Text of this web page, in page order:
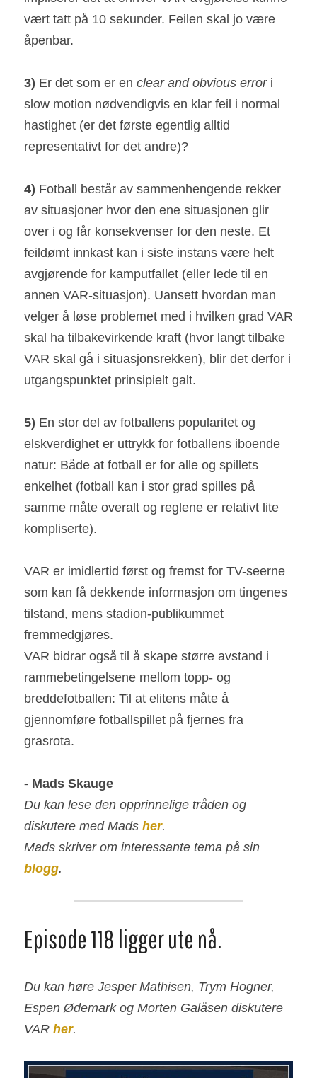
vært tatt på 10 sekunder. Feilen skal jo være
åpenbar.
3) Er det som er en clear and obvious error i
slow motion nødvendigvis en klar feil i normal
hastighet (er det første egentlig alltid
representativt for det andre)?
4) Fotball består av sammenhengende rekker
av situasjoner hvor den ene situasjonen glir
over i og får konsekvenser for den neste. Et
feildømt innkast kan i siste instans være helt
avgjørende for kamputfallet (eller lede til en
annen VAR-situasjon). Uansett hvordan man
velger å løse problemet med i hvilken grad VAR
skal ha tilbakevirkende kraft (hvor langt tilbake
VAR skal gå i situasjonsrekken), blir det derfor i
utgangspunktet prinsipielt galt.
5) En stor del av fotballens popularitet og
elskverdighet er uttrykk for fotballens iboende
natur: Både at fotball er for alle og spillets
enkelhet (fotball kan i stor grad spilles på
samme måte overalt og reglene er relativt lite
kompliserte).
VAR er imidlertid først og fremst for TV-seerne
som kan få dekkende informasjon om tingenes
tilstand, mens stadion-publikummet
fremmedgjøres.
VAR bidrar også til å skape større avstand i
rammebetingelsene mellom topp- og
breddefotballen: Til at elitens måte å
gjennomføre fotballspillet på fjernes fra
grasrota.
- Mads Skauge
Du kan lese den opprinnelige tråden og
diskutere med Mads her.
blogg.
Episode 118 ligger ute nå.
Du kan høre Jesper Mathisen, Trym Hogner,
Espen Ødemark og Morten Galåsen diskutere
VAR her.